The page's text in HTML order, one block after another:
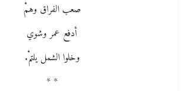
صعب الفراق وهمْْ
أدفع عمر وشوي
وخلوا الشمل يلتمْْ.
* *